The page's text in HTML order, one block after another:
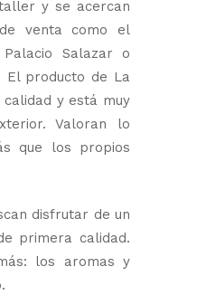
y se acercan
venta como el
Salazar o
El producto de La
y está muy
Valoran lo
que los propios
disfrutar de un
primera calidad.
los aromas y